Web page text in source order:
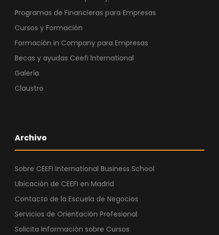
Programas de Financieras para Empresas
Cursos y Formación
Formación in Company para Empresas
Becas y ayudas Ceefi International
Galería
Claustro
Archivo
Sobre CEEFI International Business School
Ubicación de CEEFI en Madrid
Contacto de la Escuela de Negocios
Servicios de Orientación Profesional
Solicita Información sobre Cursos